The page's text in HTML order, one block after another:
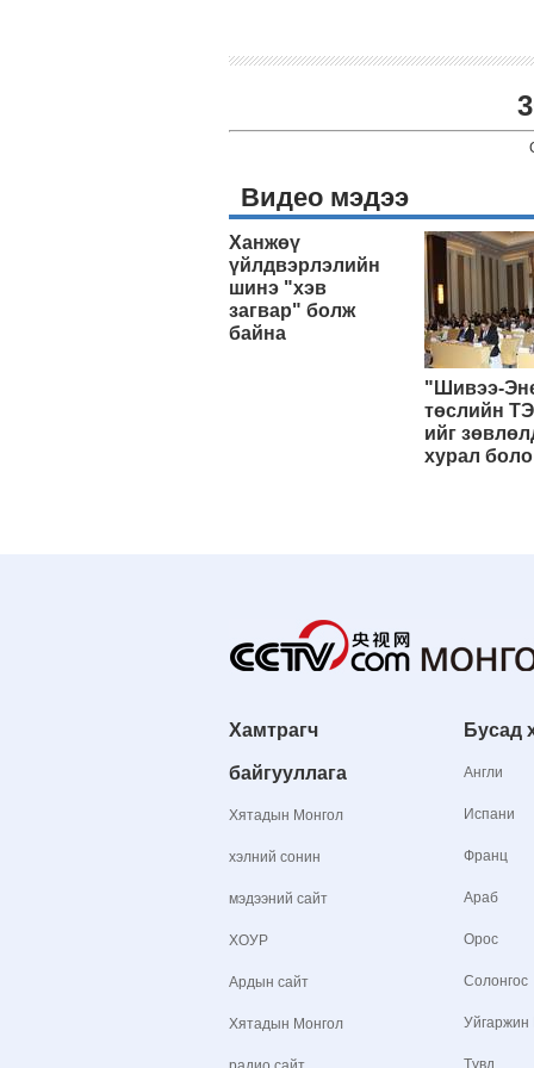
Видео мэдээ
Ханжөү
үйлдвэрлэлийн
шинэ "хэв
загвар" болж
байна
"Шивээ-
төслийн
ийг
хурал
Хамтрагч
байгууллага
Хятадын Монгол
хэлний сонин
мэдээний сайт
ХОУР
Ардын сайт
Хятадын Монгол
Бусад
Англи
Испани
Франц
Араб
Орос
Солонгос
Уйгаржин
Түвд